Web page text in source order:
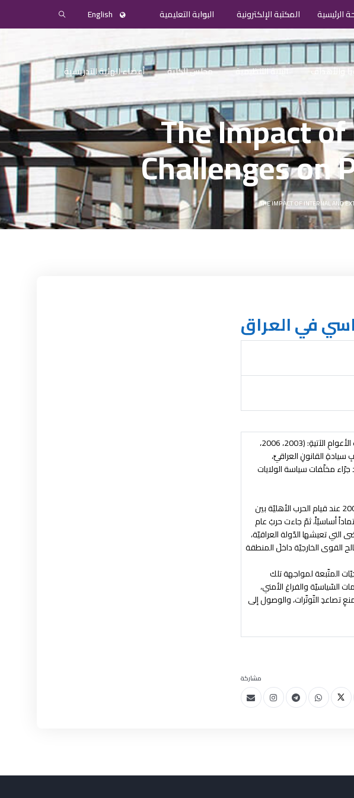
الرئيسية المكتبة الإلكترونية البوابة التعليمية English
والأهداف البنية التنظيمية مجلس الكلية أعضاء الهئية التدريسية
The Impact
Challenges on
THE IMPACT OF INTERNAL AND
في العراق
تناول هذا البحثُ دورَ التّحدّياتِ في تأثيرها على الاستقرارِ السّياسيّ في العراق، فقد أدّتْ أحداثُ الأعوامِ الآتيةِ: (2003، 2006،
الأمريكيّ للعراق عام 2003 أسهمَ في غيابِ سيادةِ القانونِ العراقيِّ،
مخلّفات سياسة الولايات
إلّا أنَّ السّياسة الأمريكيّة تحت مسمّى نشر الدّيمقراطية فشلتْ، وازداد الوضعُ صعوبةً عام 2006 عند قيام الحرب الأهليّة بين
أساسيّاً، ثمّ جاءت حربُ عام
التي تعيشها الدّولة العراقيّة،
القوى الخارجيّة داخلَ المنطقة
المتّبعة لمواجهة تلك
السّياسيّة والفراغ الأمني،
تصاعدِ التّوتّرات، والوصول إلى
مشاركة